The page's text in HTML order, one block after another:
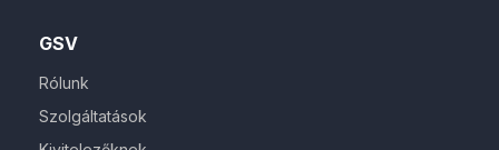
GSV
Rólunk
Szolgáltatások